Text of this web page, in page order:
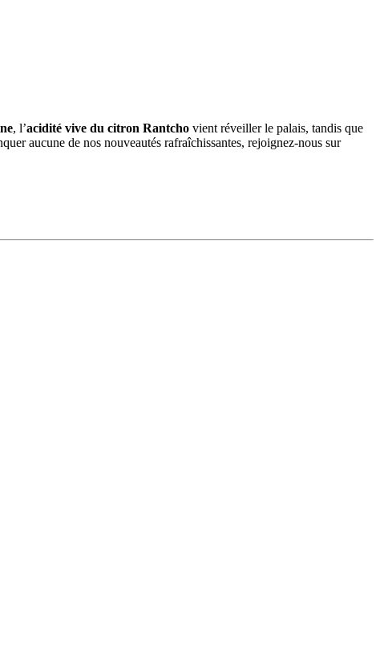
, l’acidité vive du citron Rantcho vient réveiller le palais, tandis que
aucune de nos nouveautés rafraîchissantes, rejoignez-nous sur